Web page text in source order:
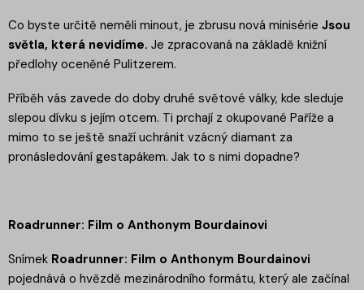
Co byste určitě neměli minout, je zbrusu nová minisérie Jsou
světla, která nevidíme. Je zpracovaná na základě knižní
předlohy oceněné Pulitzerem.
Příběh vás zavede do doby druhé světové války, kde sleduje
slepou dívku s jejím otcem. Ti prchají z okupované Paříže a
mimo to se ještě snaží uchránit vzácný diamant za
pronásledování gestapákem. Jak to s nimi dopadne?
Roadrunner: Film o Anthonym Bourdainovi
Snímek Roadrunner: Film o Anthonym Bourdainovi
pojednává o hvězdě mezinárodního formátu, který ale začínal